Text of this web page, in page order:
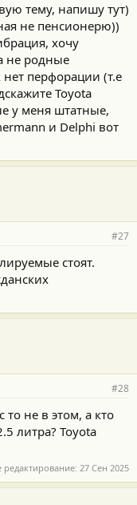
тему, напишу тут)
не пенсионерю))
хочу
не родные
перфорации (т.е
Toyota
у меня штатные,
и Delphi вот
#27
стоят.
#28
не в этом, а кто
литра? Toyota
редактирование: 27 Сен 2025